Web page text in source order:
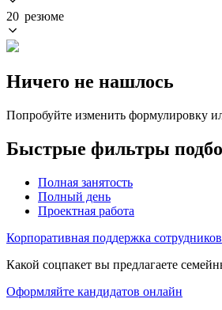
20 резюме
Ничего не нашлось
Попробуйте изменить формулировку
Быстрые фильтры
Полная занятость
Полный день
Проектная работа
Корпоративная поддержка сотрудников
Какой соцпакет вы предлагаете
Оформляйте кандидатов онлайн